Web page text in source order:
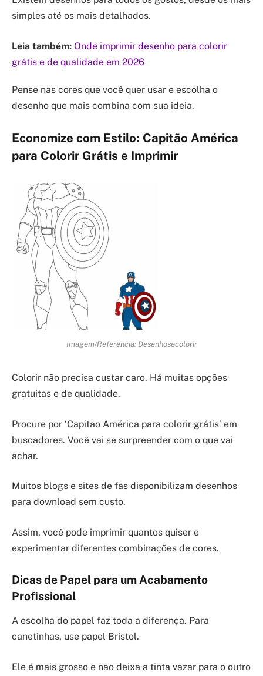
simples até os mais detalhados.
Leia também: Onde imprimir desenho para colorir
grátis e de qualidade em 2026
Pense nas cores que você quer usar e escolha o
desenho que mais combina com sua ideia.
Economize com Estilo: Capitão América
para Colorir Grátis e Imprimir
Imagem/Referência: Desenhosecolorir
Colorir não precisa custar caro. Há muitas opções
gratuitas e de qualidade.
Procure por ‘Capitão América para colorir grátis’ em
buscadores. Você vai se surpreender com o que vai
achar.
Muitos blogs e sites de fãs disponibilizam desenhos
para download sem custo.
Assim, você pode imprimir quantos quiser e
experimentar diferentes combinações de cores.
Dicas de Papel para um Acabamento
Profissional
A escolha do papel faz toda a diferença. Para
canetinhas, use papel Bristol.
Ele é mais grosso e não deixa a tinta vazar para o outro